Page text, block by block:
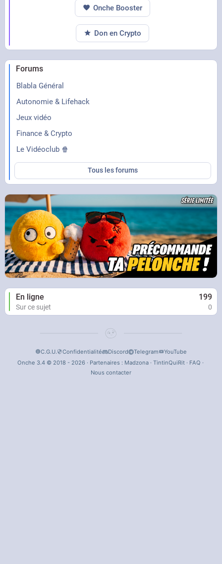
Forums
Blabla Général
Autonomie & Lifehack
Jeux vidéo
Finance & Crypto
Le Vidéoclub 🍿
Tous les forums
En ligne 199
Sur ce sujet 0
Onche Booster
Don en Crypto
C.G.U. Confidentialité Discord Telegram
YouTube
Onche 3.4 © 2018 - 2026 · Partenaires : Madzona· TintinQuiRit· FAQ ·
Nous contacter